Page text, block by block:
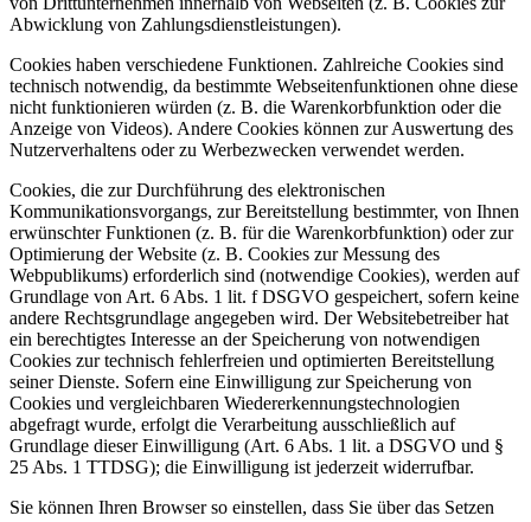
Abwicklung von Zahlungsdienstleistungen).
Cookies haben verschiedene Funktionen. Zahlreiche Cookies sind
technisch notwendig, da bestimmte Webseitenfunktionen ohne diese
nicht funktionieren würden (z. B. die Warenkorbfunktion oder die
Anzeige von Videos). Andere Cookies können zur Auswertung des
Nutzerverhaltens oder zu Werbezwecken verwendet werden.
Cookies, die zur Durchführung des elektronischen
Kommunikationsvorgangs, zur Bereitstellung bestimmter, von Ihnen
erwünschter Funktionen (z. B. für die Warenkorbfunktion) oder zur
Optimierung der Website (z. B. Cookies zur Messung des
Webpublikums) erforderlich sind (notwendige Cookies), werden auf
Grundlage von Art. 6 Abs. 1 lit. f DSGVO gespeichert, sofern keine
andere Rechtsgrundlage angegeben wird. Der Websitebetreiber hat
ein berechtigtes Interesse an der Speicherung von notwendigen
Cookies zur technisch fehlerfreien und optimierten Bereitstellung
seiner Dienste. Sofern eine Einwilligung zur Speicherung von
Cookies und vergleichbaren Wiedererkennungstechnologien
abgefragt wurde, erfolgt die Verarbeitung ausschließlich auf
Grundlage dieser Einwilligung (Art. 6 Abs. 1 lit. a DSGVO und §
25 Abs. 1 TTDSG); die Einwilligung ist jederzeit widerrufbar.
Sie können Ihren Browser so einstellen, dass Sie über das Setzen